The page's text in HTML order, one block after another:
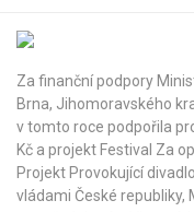
Za finanční podpory
Brna, Jihomoravského
v tomto roce podpořila
Kč a projekt Festival Za
Projekt Provokující
vládami České republiky,